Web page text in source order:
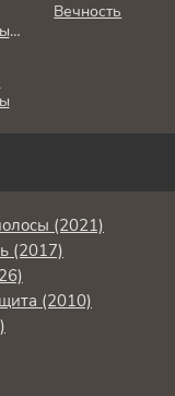
Вечность
(2021)
(2017)
(2010)